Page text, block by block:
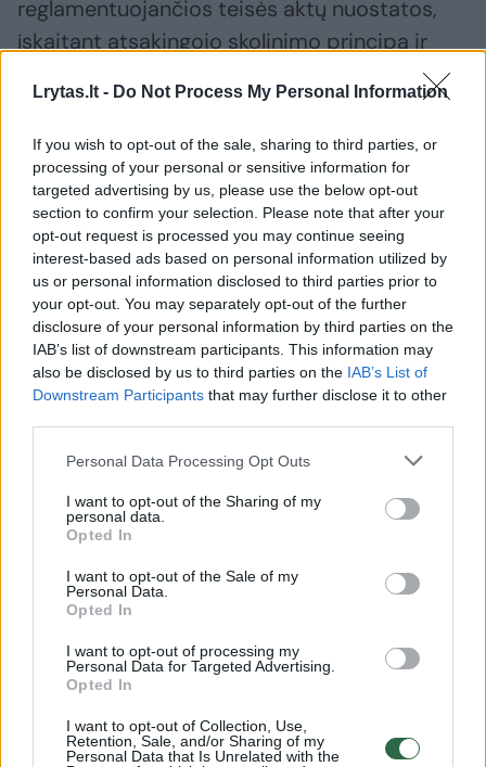
Lrytas.lt - Do Not Process My Personal Information
If you wish to opt-out of the sale, sharing to third parties, or
processing of your personal or sensitive information for
targeted advertising by us, please use the below opt-out
section to confirm your selection. Please note that after your
opt-out request is processed you may continue seeing
interest-based ads based on personal information utilized by
us or personal information disclosed to third parties prior to
your opt-out. You may separately opt-out of the further
disclosure of your personal information by third parties on the
IAB’s list of downstream participants. This information may
also be disclosed by us to third parties on the IAB’s List of
Downstream Participants that may further disclose it to other
Personal Data Processing Opt Outs
I want to opt-out of the Sharing of my
personal data.
Opted In
I want to opt-out of the Sale of my
Personal Data.
Opted In
I want to opt-out of processing my
Personal Data for Targeted Advertising.
Opted In
I want to opt-out of Collection, Use,
Retention, Sale, and/or Sharing of my
Personal Data that Is Unrelated with the
reglamentuojančios teisės aktų nuostatos,
įskaitant atsakingojo skolinimo principą ir
kreditingumo vertinimą bei paskolų įmokų ir
pajamų santykio (DSTI) limitą“, – portalui
Lrytaspokyčių esmę aiškino Lietuvos
bankas.
Numatė išimtį
Norite skaityti toliau?
Prisijunkite prie mūsų bendruomenės ir tapkite
prenumeratoriumi
Vos nuo 1 Eur / mėn.
Jau esate prenumeratorius?